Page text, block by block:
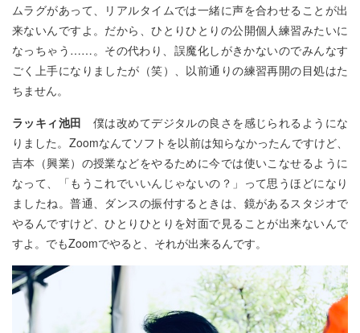
ムラグがあって、リアルタイムでは一緒に声を合わせることが出
来ないんですよ。だから、ひとりひとりの公開個人練習みたいに
なっちゃう……。その代わり、誤魔化しがきかないのでみんなす
ごく上手になりましたが（笑）、以前通りの練習再開の目処はた
ちません。
ラッキィ池田 僕は改めてデジタルの良さを感じられるようにな
りました。Zoomなんてソフトを以前は知らなかったんですけど、
吉本（興業）の授業などをやるために今では使いこなせるように
なって、「もうこれでいいんじゃないの？」って思うほどになり
ましたね。普通、ダンスの振付するときは、鏡があるスタジオで
やるんですけど、ひとりひとりを対面で見ることが出来ないんで
すよ。でもZoomでやると、それが出来るんです。